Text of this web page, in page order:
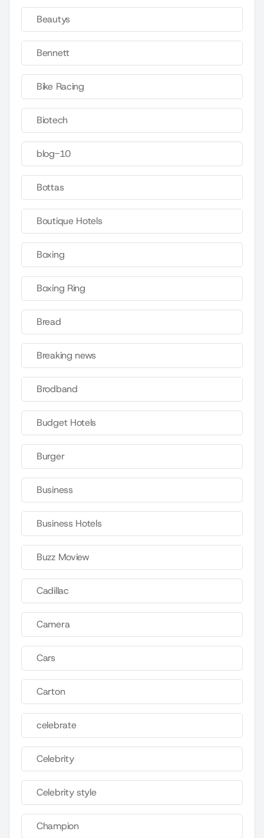
Beautys
Bennett
Bike Racing
Biotech
blog-10
Bottas
Boutique Hotels
Boxing
Boxing Ring
Bread
Breaking news
Brodband
Budget Hotels
Burger
Business
Business Hotels
Buzz Moview
Cadillac
Camera
Cars
Carton
celebrate
Celebrity
Celebrity style
Champion